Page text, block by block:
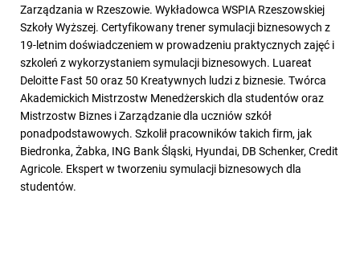
Zarządzania w Rzeszowie. Wykładowca WSPIA Rzeszowskiej
Szkoły Wyższej. Certyfikowany trener symulacji biznesowych z
19-letnim doświadczeniem w prowadzeniu praktycznych zajęć i
szkoleń z wykorzystaniem symulacji biznesowych. Luareat
Deloitte Fast 50 oraz 50 Kreatywnych ludzi z biznesie. Twórca
Akademickich Mistrzostw Menedżerskich dla studentów oraz
Mistrzostw Biznes i Zarządzanie dla uczniów szkół
ponadpodstawowych. Szkolił pracowników takich firm, jak
Biedronka, Żabka, ING Bank Śląski, Hyundai, DB Schenker, Credit
Agricole. Ekspert w tworzeniu symulacji biznesowych dla
studentów.